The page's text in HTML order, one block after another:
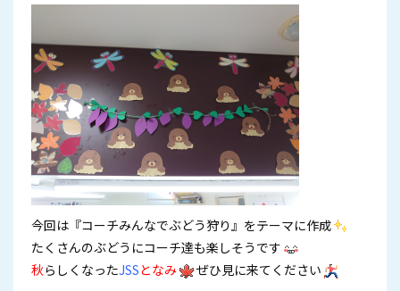
今回は『コーチみんなでぶどう狩り』をテーマに作成
たくさんのぶどうにコーチ達も楽しそうです
秋らしくなったJSSとなみ ぜひ見に来てください